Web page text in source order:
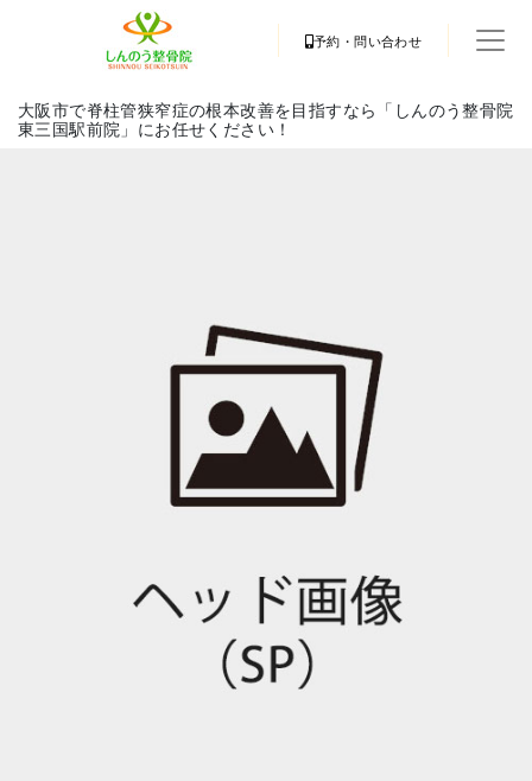
予約・問い合わせ
大阪市で脊柱管狭窄症の根本改善を目指すなら「しんのう整骨院
東三国駅前院」にお任せください！